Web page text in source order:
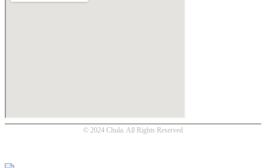
© 2024 Chula. All Rights Reserved